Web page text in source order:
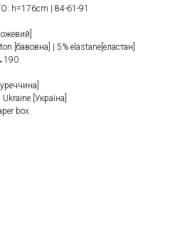
| 84-61-91
[бавовна] | 5% elastane[еластан]
[Україна]
box